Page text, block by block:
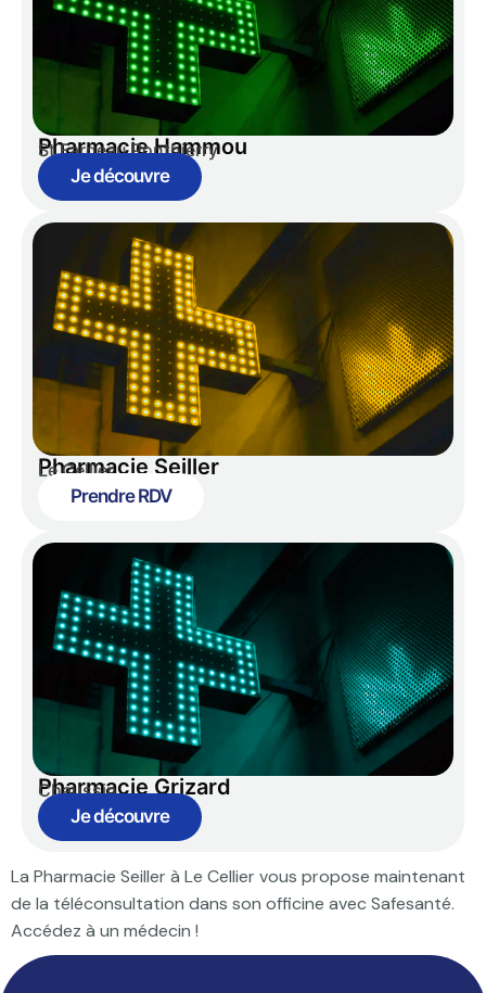
Pharmacie Hammou
St Fargeau Ponthierry
Je découvre
Pharmacie Seiller
Le Cellier
Prendre RDV
Pharmacie Grizard
Chaussin
Je découvre
La Pharmacie Seiller à Le Cellier vous propose maintenant
de la téléconsultation dans son officine avec Safesanté.
Accédez à un médecin !